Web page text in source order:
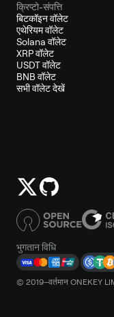
क्रिप्टो-संपत्ति
बिटकॉइन वॉलेट
एथेरियम वॉलेट
Solana वॉलेट
XRP वॉलेट
USDT वॉलेट
BNB वॉलेट
सभी वॉलेट देखें
भुगतान विधि
© 2019–वर्तमान ONEKEY